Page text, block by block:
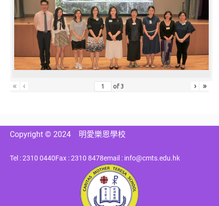
« ‹ of3 › »
Copyright © 2024 明愛樂恩學校
Tel : 2310 0440Fax : 2310 8478email : info@cmts.edu.hk